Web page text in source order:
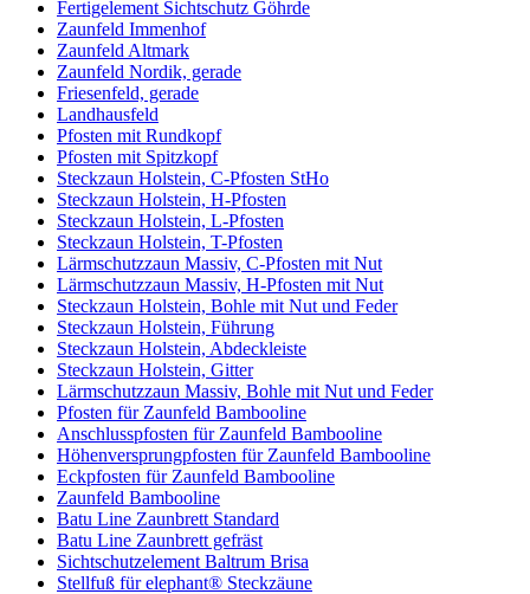
Fertigelement Sichtschutz Göhrde
Zaunfeld Immenhof
Zaunfeld Altmark
Zaunfeld Nordik, gerade
Friesenfeld, gerade
Landhausfeld
Pfosten mit Rundkopf
Pfosten mit Spitzkopf
Steckzaun Holstein, C-Pfosten StHo
Steckzaun Holstein, H-Pfosten
Steckzaun Holstein, L-Pfosten
Steckzaun Holstein, T-Pfosten
Lärmschutzzaun Massiv, C-Pfosten mit Nut
Lärmschutzzaun Massiv, H-Pfosten mit Nut
Steckzaun Holstein, Bohle mit Nut und Feder
Steckzaun Holstein, Führung
Steckzaun Holstein, Abdeckleiste
Steckzaun Holstein, Gitter
Lärmschutzzaun Massiv, Bohle mit Nut und Feder
Pfosten für Zaunfeld Bambooline
Anschlusspfosten für Zaunfeld Bambooline
Höhenversprungpfosten für Zaunfeld Bambooline
Eckpfosten für Zaunfeld Bambooline
Zaunfeld Bambooline
Batu Line Zaunbrett Standard
Batu Line Zaunbrett gefräst
Sichtschutzelement Baltrum Brisa
Stellfuß für elephant® Steckzäune